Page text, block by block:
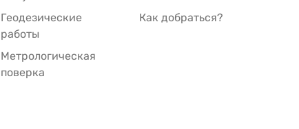
Геодезические
работы
Метрологическая
поверка
Как добраться?